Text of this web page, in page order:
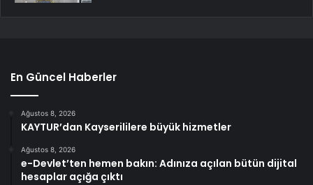
En Güncel Haberler
Ağustos 8, 2026
KAYTUR’dan Kayserililere büyük hizmetler
Ağustos 8, 2026
e-Devlet’ten hemen bakın: Adınıza açılan bütün dijital
hesaplar açığa çıktı